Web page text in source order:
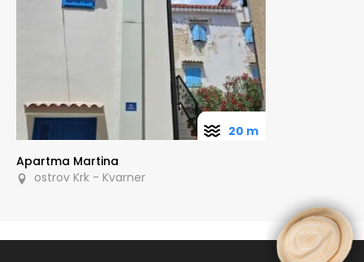
Apartma Martina
ostrov Krk - Kvarner
20 m